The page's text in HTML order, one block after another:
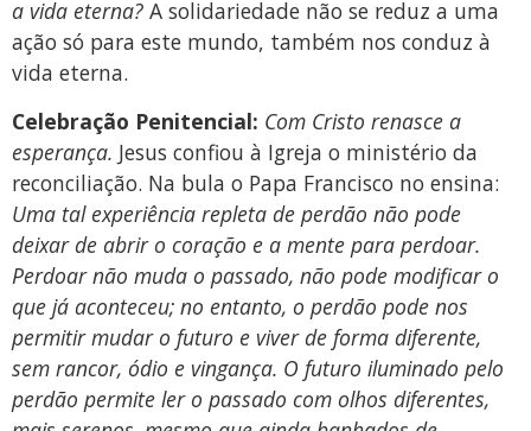
a vida eterna? A solidariedade não se reduz a uma
ação só para este mundo, também nos conduz à
vida eterna.
Celebração Penitencial: Com Cristo renasce a
esperança. Jesus confiou à Igreja o ministério da
reconciliação. Na bula o Papa Francisco no ensina:
Uma tal experiência repleta de perdão não pode
deixar de abrir o coração e a mente para perdoar.
Perdoar não muda o passado, não pode modificar o
que já aconteceu; no entanto, o perdão pode nos
permitir mudar o futuro e viver de forma diferente,
sem rancor, ódio e vingança. O futuro iluminado pelo
perdão permite ler o passado com olhos diferentes,